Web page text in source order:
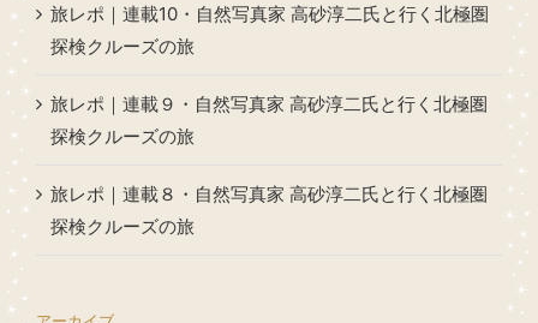
旅レポ｜連載10・自然写真家 高砂淳二氏と行く北極圏
探検クルーズの旅
旅レポ｜連載９・自然写真家 高砂淳二氏と行く北極圏
探検クルーズの旅
旅レポ｜連載８・自然写真家 高砂淳二氏と行く北極圏
探検クルーズの旅